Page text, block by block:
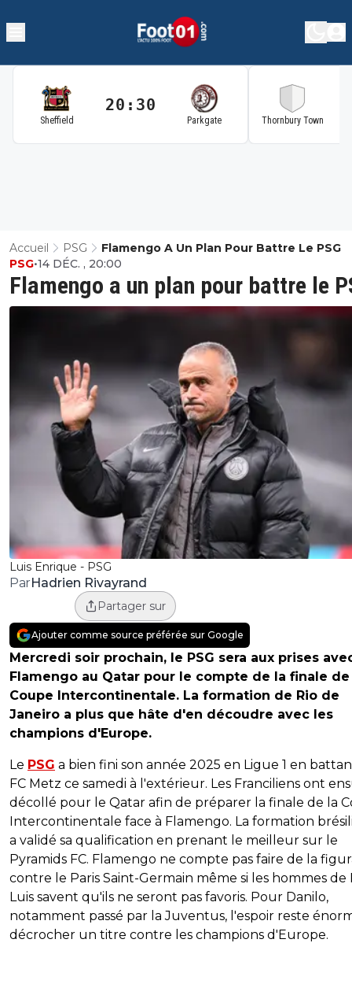
Sheffield
20:30
Parkgate Thornbury Town
Accueil PSG Flamengo A Un Plan Pour Battre Le PSG
Luis Enrique - PSG
Flamengo a un plan pour battre le
PSG•14 DÉC. , 20:00
ParHadrien Rivayrand
Partager sur
Ajouter comme source préférée sur Google
Mercredi soir prochain, le PSG sera aux prises
Flamengo au Qatar pour le compte de la finale de
Coupe Intercontinentale. La formation de Rio de
Janeiro a plus que hâte d'en découdre avec les
champions d'Europe.
Le PSG a bien fini son année 2025 en Ligue 1 en
FC Metz ce samedi à l'extérieur. Les Franciliens ont
décollé pour le Qatar afin de préparer la finale de la
Intercontinentale face à Flamengo. La formation
a validé sa qualification en prenant le meilleur sur le
Pyramids FC. Flamengo ne compte pas faire de la
contre le Paris Saint-Germain même si les hommes de
Luis savent qu'ils ne seront pas favoris. Pour Danilo,
notamment passé par la Juventus, l'espoir reste
décrocher un titre contre les champions d'Europe.